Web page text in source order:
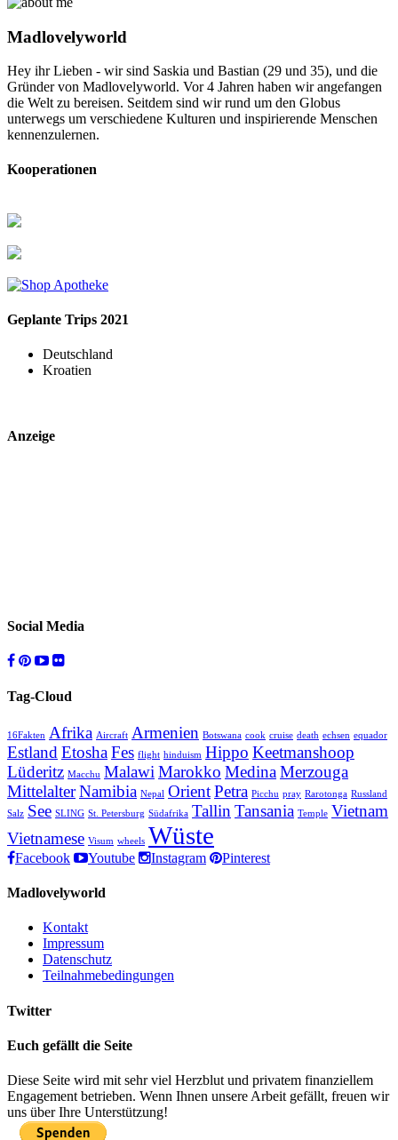
Madlovelyworld
Hey ihr Lieben - wir sind Saskia und Bastian (29 und 35), und die
Gründer von Madlovelyworld. Vor 4 Jahren haben wir angefangen
die Welt zu bereisen. Seitdem sind wir rund um den Globus
unterwegs um verschiedene Kulturen und inspirierende Menschen
kennenzulernen.
Kooperationen
Geplante Trips 2021
Deutschland
Kroatien
Anzeige
Social Media
Tag-Cloud
16Fakten Afrika Aircraft Armenien Botswana cook cruise death echsen equador
Estland EtoshaFes flight hinduism Hippo Keetmanshoop
Lüderitz Macchu Malawi Marokko MedinaMerzouga
MittelalterNamibia Nepal OrientPetra Picchu pray Rarotonga Russland
Salz See SLING St. Petersburg Südafrika Tallin Tansania Temple Vietnam
Vietnamese Visum wheels Wüste
Facebook Youtube Instagram Pinterest
Madlovelyworld
Kontakt
Impressum
Datenschutz
Teilnahmebedingungen
Twitter
Euch gefällt die Seite
Diese Seite wird mit sehr viel Herzblut und privatem finanziellem
Engagement betrieben. Wenn Ihnen unsere Arbeit gefällt, freuen wir
uns über Ihre Unterstützung!